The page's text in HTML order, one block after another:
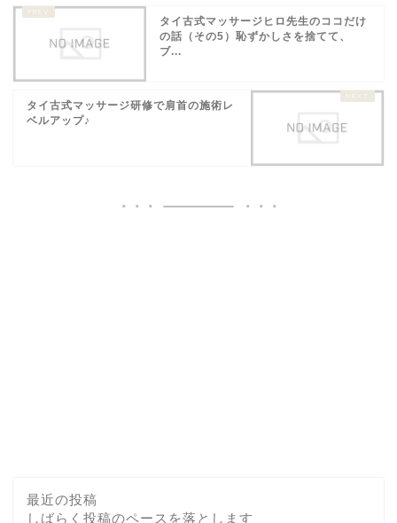
タイ古式マッサージヒロ先生のココだけ
の話（その5）恥ずかしさを捨てて、
ブ...
タイ古式マッサージ研修で肩首の施術レ
ベルアップ♪
最近の投稿
しばらく投稿のペースを落とします